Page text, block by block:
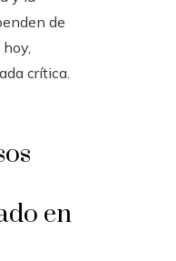
de
crítica.
en